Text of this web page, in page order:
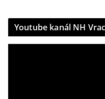
Youtube kanál NH